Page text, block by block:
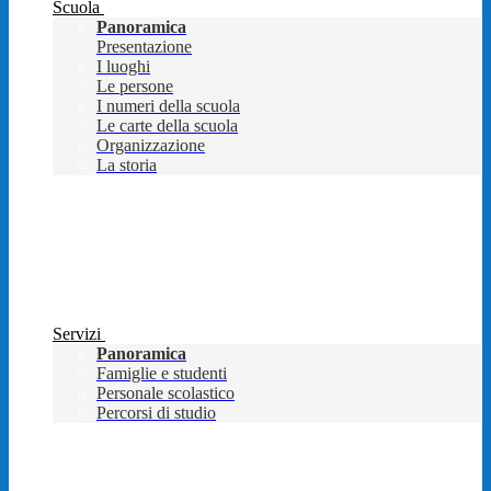
Scuola
Panoramica
Presentazione
I luoghi
Le persone
I numeri della scuola
Le carte della scuola
Organizzazione
La storia
Servizi
Panoramica
Famiglie e studenti
Personale scolastico
Percorsi di studio